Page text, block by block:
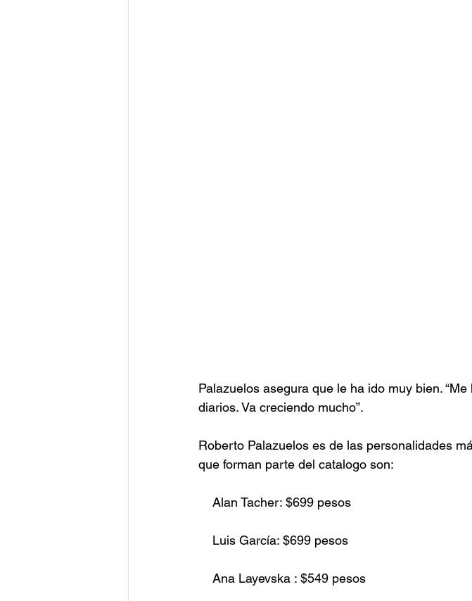
Palazuelos asegura que le ha ido muy bien.
diarios. Va creciendo mucho”.
Roberto Palazuelos es de las personalidades
que forman parte del catalogo son:
    Alan Tacher: $699 pesos
    Luis García: $699 pesos
    Ana Layevska : $549 pesos